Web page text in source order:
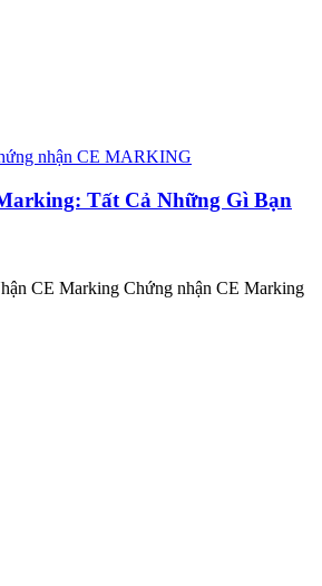
nhận CE MARKING
Tất Cả Những Gì Bạn
CE Marking Chứng nhận CE Marking